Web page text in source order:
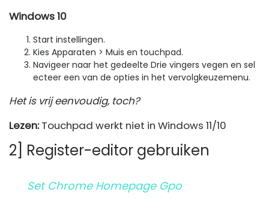
Windows 10
Start instellingen.
Kies Apparaten > Muis en touchpad.
Navigeer naar het gedeelte Drie vingers vegen en sel
ecteer een van de opties in het vervolgkeuzemenu.
Het is vrij eenvoudig, toch?
Lezen:Touchpad werkt niet in Windows 11/10
2] Register-editor gebruiken
Set Chrome Homepage Gpo